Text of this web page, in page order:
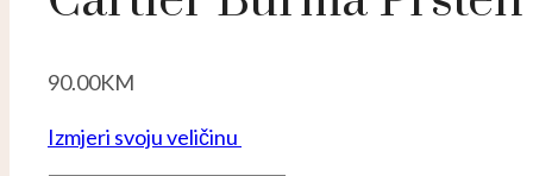
90.00KM
Izmjeri svoju veličinu